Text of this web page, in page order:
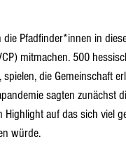
die Pfadfinder*innen in
mitmachen. 500
spielen, die Gemeinschaft
sagten zunächst
Highlight auf das sich viel
würde.